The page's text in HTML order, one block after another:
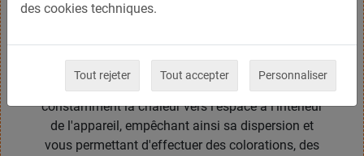
éléments chauffants à quartz, dont la température
ventilateurs à 2 vitesses, d'une minuterie de 1 a 60
minutes et d'un voyant de contrôle de la
température. Les jets d'air chaud poussent
constamment la chaleur vers l'espace à l'intérieur
de l'appareil, empêchant ainsi sa dispersion et
vous permettant d'effectuer des colorations, des
des cookies techniques.
Tout rejeter Tout accepter Personnaliser